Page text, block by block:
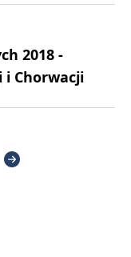
2018 -
i Chorwacji